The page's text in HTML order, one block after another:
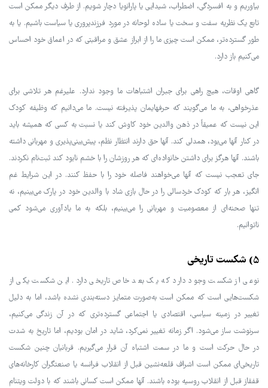
بیاوریم و به افسردگی، اضطراب، شیدایی یا پارانویا دچار شویم. از طرف دیگر ممکن است
تابع یک نظریه سفت و سخت یا ساده لوحانه در مورد فرزندپروری یا سیاست باشیم. یا به
طور گسترده‌تر، ممکن است چیزی ما را از ابراز عشق و مراقبتی که در اعماق خود احساس
می‌کنیم باز دارد.
گاهی اوقات، هیچ راهی برای جبران اشتباهات ما وجود ندارد. علیرغم هر تلاشی برای
عذرخواهی، به ما می‌گویند که حرفهایمان پذیرفته نیست. ما می‌دانیم که وظیفه کودک
این نیست که عمیقاً در ذهن والدین خود کاوش کند یا نسبت به کسی که همیشه باید
در کنار آنها می‌بود، همدلی کند. آنها حق دارند انتظار نظم، پیش‌بینی‌پذیری و مهربانی داشته
باشند. آنها هرگز برای داشتن خانواده‌ای که هر روزشان را با خشم نابود کند ثبت‌نام نکردند.
جای تعجب نیست که آنها می‌خواهند فاصله خود را با حفظ کنند. در این شرایط غم
انگیز، هر بار که کودک خردسالی را در حال بازی شاد با والدین خود در پارک می‌بینیم، نه
تنها صحنه‌ای از معصومیت و مهربانی را می‌بینیم، بلکه به ما یادآوری می‌شود کمی
ناتوانیم.
5) شکست تاریخی
نوعی از شکست وجود دارد که یک بعد خاص تاریخی دارد. این شکست یکی از
شکست‌هایی است که ممکن است به‌صورت متمایز دسته‌بندی نشده باشد، اما به دلیل
تغییر در زمینه سیاسی، اقتصادی یا اجتماعی گسترده‌تری که در آن زندگی می‌کنیم،
سرنوشت ساز می‌شود. اگر زمانه تغییر نمی‌کرد، شاید در امان بودیم، اما تاریخ به شدت
در حال حرکت است و ما در سمت اشتباه آن قرار می‌گیریم. قربانیان چنین شکست
تاریخی‌ای ممکن است اشراف قلعه‌نشین قبل از انقلاب فرانسه یا صنعتگران کارخانه‌های
قفقاز قبل از انقلاب روسیه بوده باشند. آنها ممکن است کسانی باشند که با دولت ویتنام